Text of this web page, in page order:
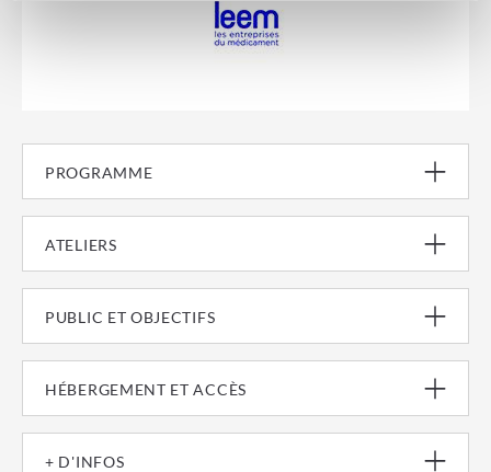
PROGRAMME
ATELIERS
PUBLIC ET OBJECTIFS
HÉBERGEMENT ET ACCÈS
+ D'INFOS